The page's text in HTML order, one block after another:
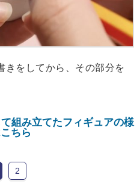
をしてから、その部分を
組み立てたフィギュアの様
ちら
2